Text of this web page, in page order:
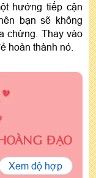
hướng tiếp cận
bạn sẽ không
chừng. Thay vào
hoàn thành nó.
ĐẠO
Xem độ hợp